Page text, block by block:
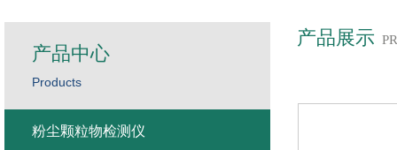
产品展示
产品中心
Products
粉尘颗粒物检测仪